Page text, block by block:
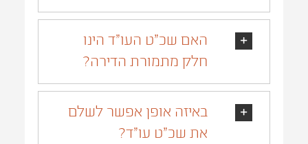
האם שכ״ט העו״ד הינו
חלק מתמורת הדירה?
באיזה אופן אפשר לשלם
את שכ״ט עו״ד?